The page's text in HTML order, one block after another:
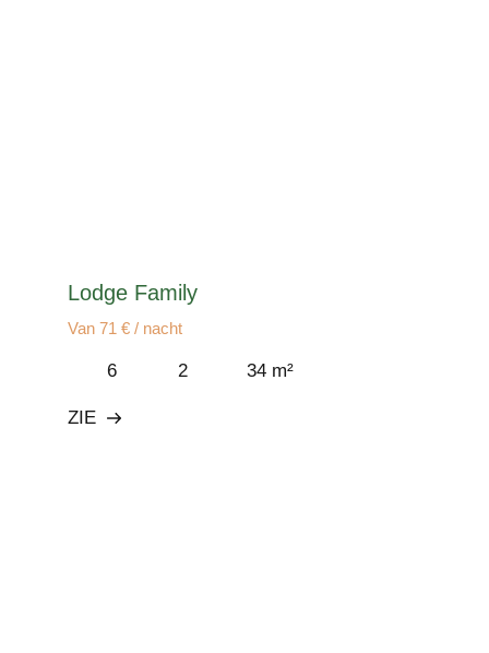
Lodge Family
Van 71 € / nacht
6 2 34 m²
ZIE